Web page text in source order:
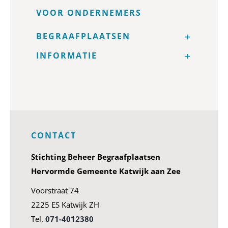
VOOR ONDERNEMERS
BEGRAAFPLAATSEN
INFORMATIE
CONTACT
Stichting Beheer Begraafplaatsen
Hervormde Gemeente Katwijk aan Zee
Voorstraat 74
2225 ES Katwijk ZH
Tel. 071-4012380